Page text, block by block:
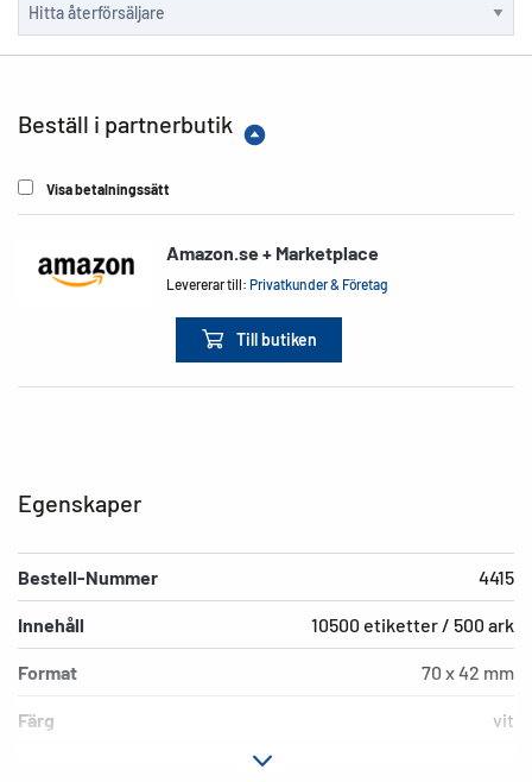
Beställ i partnerbutik
Visa betalningssätt
Amazon.se + Marketplace
Levererar till:Privatkunder & Företag
Till butiken
Egenskaper
Bestell-Nummer 4415
Innehåll 10500 etiketter / 500 ark
Format 70 x 42 mm
Färg vit